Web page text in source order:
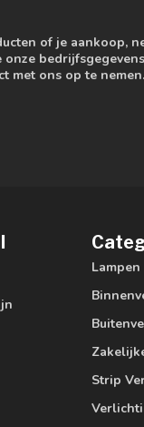
of je aankoop,
met ons op te nemen.
Lampen
Strip